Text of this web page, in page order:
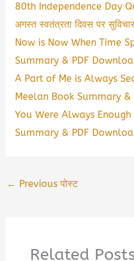
80th Independence Day
अगस्त स्वतंत्रता दिवस पर
Now is Now When Time
Summary & PDF
A Part of Me is Always
Meelan Book Summary
You Were Always
Summary & PDF
← Previous पोस्ट
Related